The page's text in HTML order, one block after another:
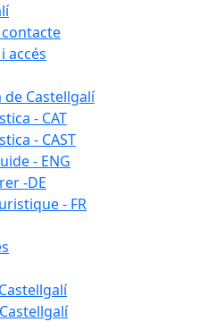
accés
Castellgalí
- CAT
- CAST
- ENG
-DE
- FR